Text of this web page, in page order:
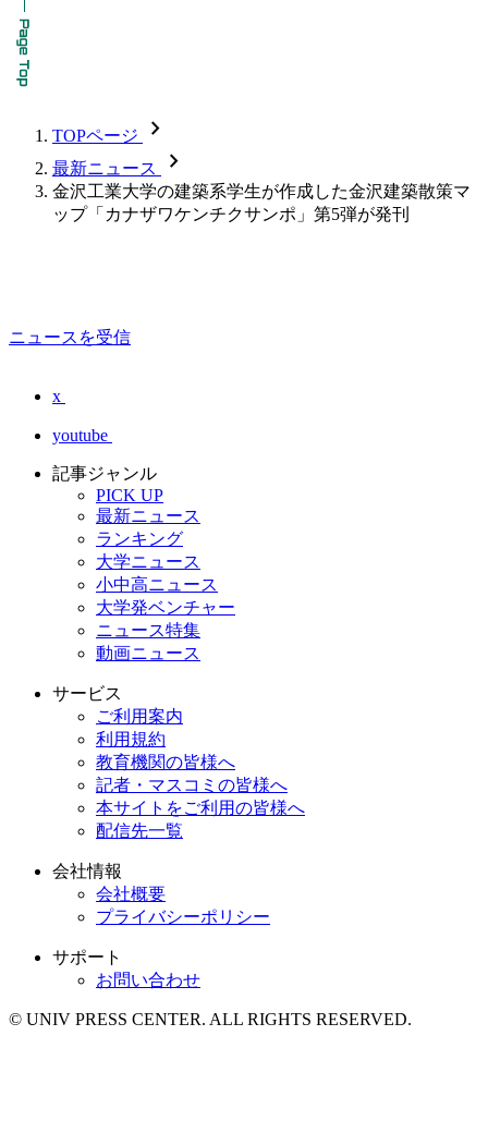
TOPページ chevron_forward
最新ニュース chevron_forward
金沢工業大学の建築系学生が作成した金沢建築散策マ
ップ「カナザワケンチクサンポ」第5弾が発刊
ニュースを受信
x
youtube
記事ジャンル
PICK UP
最新ニュース
ランキング
大学ニュース
小中高ニュース
大学発ベンチャー
ニュース特集
動画ニュース
サービス
ご利用案内
利用規約
教育機関の皆様へ
記者・マスコミの皆様へ
本サイトをご利用の皆様へ
配信先一覧
会社情報
会社概要
プライバシーポリシー
サポート
お問い合わせ
© UNIV PRESS CENTER. ALL RIGHTS RESERVED.